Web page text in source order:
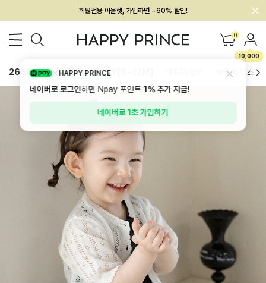
회원전용 아울렛, 가입하면 ~60% 할인!
멤버십 최대 28,000원 혜택 0
10,000
26SS 신상 BEST BABY[6~12M] 하의/레깅스
HAPPY PRINCE
네이버로 로그인하면 Npay 포인트1%추가 지급!
네이버로 1초 가입하기